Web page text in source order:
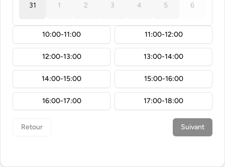
31 1 2 3 4 5 6
10:00-11:00 11:00-12:00
12:00-13:00 13:00-14:00
14:00-15:00 15:00-16:00
16:00-17:00 17:00-18:00
Retour Suivant